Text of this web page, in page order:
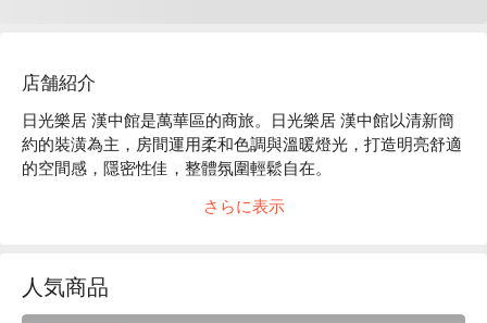
店舗紹介
日光樂居 漢中館是萬華區的商旅。日光樂居 漢中館以清新簡
約的裝潢為主，房間運用柔和色調與溫暖燈光，打造明亮舒適
的空間感，隱密性佳，整體氛圍輕鬆自在。
日光樂居 漢中館推薦：交通方便，步行 1 分鐘可到捷運西門
日光樂居 漢中館優惠、日光樂居 漢中館住宿方案、日光樂居
漢中館休息方案立刻查看⬇︎
さらに表示
人気商品